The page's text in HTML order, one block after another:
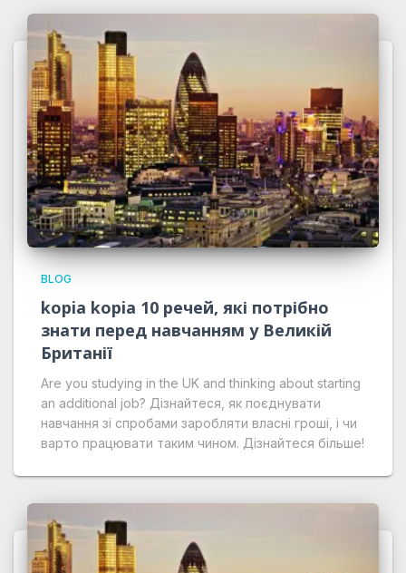
BLOG
kopia kopia 10 речей, які потрібно
знати перед навчанням у Великій
Британії
Are you studying in the UK and thinking about starting
an additional job? Дізнайтеся, як поєднувати
навчання зі спробами заробляти власні гроші, і чи
варто працювати таким чином. Дізнайтеся більше!